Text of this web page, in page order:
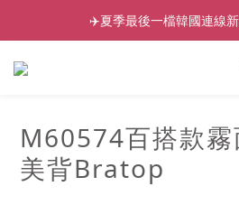
✈️夏季最後一檔韓國連線
M60574百搭款霧
美背Bratop